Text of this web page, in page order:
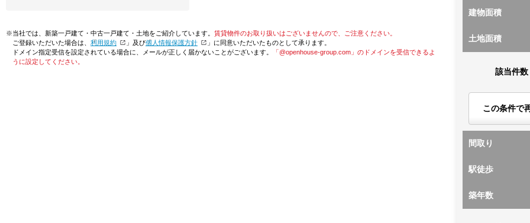
※当社では、新築一戸建て・中古一戸建て・土地をご紹介しています。 賃貸物件のお取り扱いはございませんので、ご注意ください。
ご登録いただいた場合は、「利用規約 」及び「個人情報保護方針
」に同意いただいたものとして承ります。
ドメイン指定受信を設定されている場合に、メールが正しく届かないことがございます。
「@openhouse-group.com」のドメインを受信できるよ
うに設定してください。
建物面積
土地面積
該当件数
この条件で
間取り
駅徒歩
築年数